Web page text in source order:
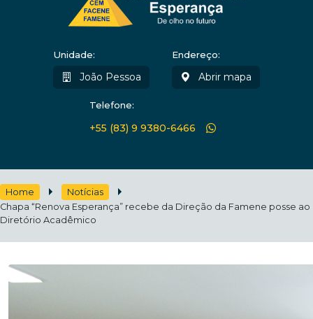
Unidade:
João Pessoa
Endereço:
Abrir mapa
Telefone:
+55 (83) 9 9380-6466
Home
Notícias
Chapa “Renova Esperança” recebe da Direção da Famene posse ao
Diretório Acadêmico